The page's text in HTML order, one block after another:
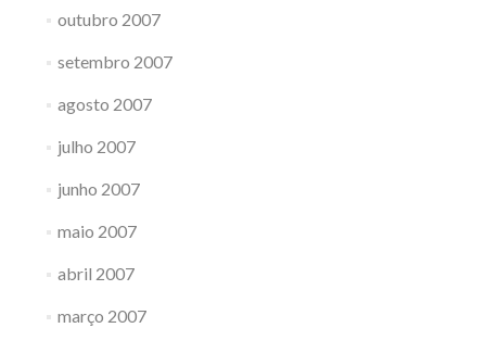
outubro 2007
setembro 2007
agosto 2007
julho 2007
junho 2007
maio 2007
abril 2007
março 2007